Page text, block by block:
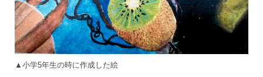
▲小学5年生の時に作成した絵